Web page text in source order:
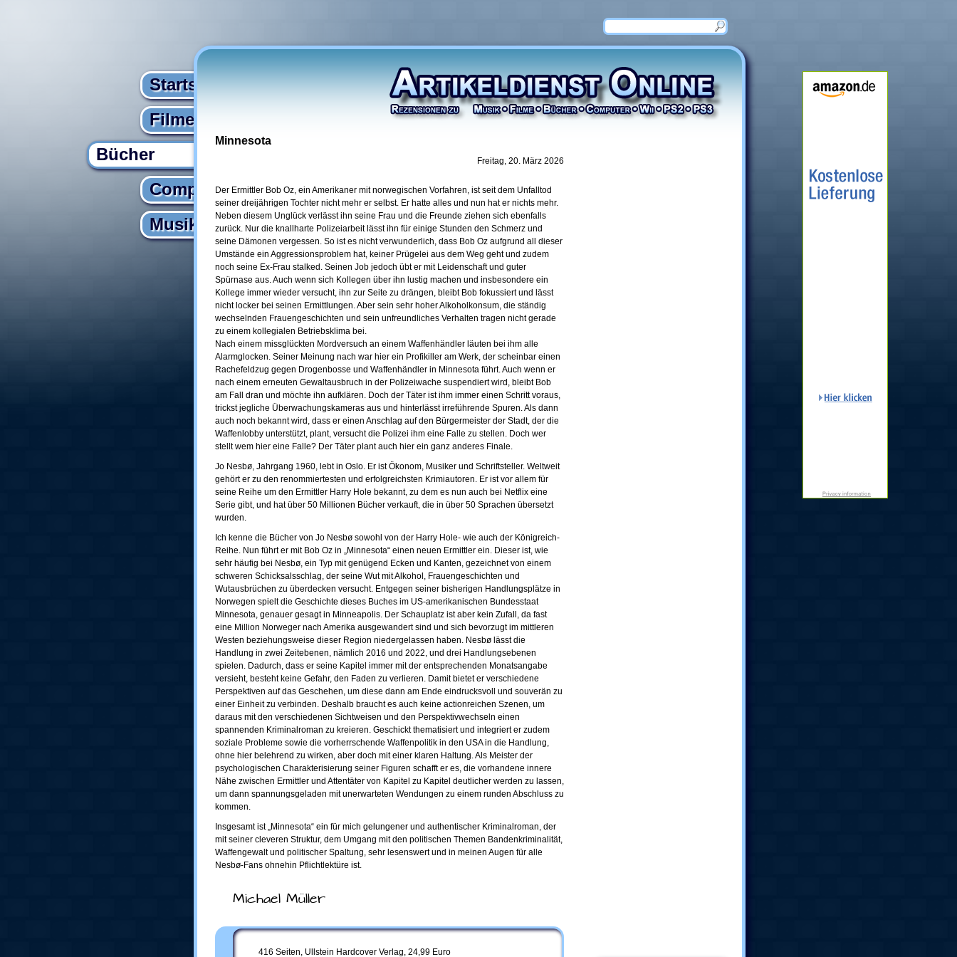
Startseite
Filme
Bücher
Computer
Musik
Minnesota
Freitag, 20. März 2026
Der Ermittler Bob Oz, ein Amerikaner mit norwegischen Vorfahren, ist seit dem Unfalltod
seiner dreijährigen Tochter nicht mehr er selbst. Er hatte alles und nun hat er nichts mehr.
Neben diesem Unglück verlässt ihn seine Frau und die Freunde ziehen sich ebenfalls
zurück. Nur die knallharte Polizeiarbeit lässt ihn für einige Stunden den Schmerz und
seine Dämonen vergessen. So ist es nicht verwunderlich, dass Bob Oz aufgrund all dieser
Umstände ein Aggressionsproblem hat, keiner Prügelei aus dem Weg geht und zudem
noch seine Ex-Frau stalked. Seinen Job jedoch übt er mit Leidenschaft und guter
Spürnase aus. Auch wenn sich Kollegen über ihn lustig machen und insbesondere ein
Kollege immer wieder versucht, ihn zur Seite zu drängen, bleibt Bob fokussiert und lässt
nicht locker bei seinen Ermittlungen. Aber sein sehr hoher Alkoholkonsum, die ständig
wechselnden Frauengeschichten und sein unfreundliches Verhalten tragen nicht gerade
zu einem kollegialen Betriebsklima bei.
Nach einem missglückten Mordversuch an einem Waffenhändler läuten bei ihm alle
Alarmglocken. Seiner Meinung nach war hier ein Profikiller am Werk, der scheinbar einen
Rachefeldzug gegen Drogenbosse und Waffenhändler in Minnesota führt. Auch wenn er
nach einem erneuten Gewaltausbruch in der Polizeiwache suspendiert wird, bleibt Bob
am Fall dran und möchte ihn aufklären. Doch der Täter ist ihm immer einen Schritt voraus,
trickst jegliche Überwachungskameras aus und hinterlässt irreführende Spuren. Als dann
auch noch bekannt wird, dass er einen Anschlag auf den Bürgermeister der Stadt, der die
Waffenlobby unterstützt, plant, versucht die Polizei ihm eine Falle zu stellen. Doch wer
stellt wem hier eine Falle? Der Täter plant auch hier ein ganz anderes Finale.
Jo Nesbø, Jahrgang 1960, lebt in Oslo. Er ist Ökonom, Musiker und Schriftsteller. Weltweit
gehört er zu den renommiertesten und erfolgreichsten Krimiautoren. Er ist vor allem für
seine Reihe um den Ermittler Harry Hole bekannt, zu dem es nun auch bei Netflix eine
Serie gibt, und hat über 50 Millionen Bücher verkauft, die in über 50 Sprachen übersetzt
wurden.
Ich kenne die Bücher von Jo Nesbø sowohl von der Harry Hole- wie auch der Königreich-
Reihe. Nun führt er mit Bob Oz in „Minnesota“ einen neuen Ermittler ein. Dieser ist, wie
sehr häufig bei Nesbø, ein Typ mit genügend Ecken und Kanten, gezeichnet von einem
schweren Schicksalsschlag, der seine Wut mit Alkohol, Frauengeschichten und
Wutausbrüchen zu überdecken versucht. Entgegen seiner bisherigen Handlungsplätze in
Norwegen spielt die Geschichte dieses Buches im US-amerikanischen Bundesstaat
Minnesota, genauer gesagt in Minneapolis. Der Schauplatz ist aber kein Zufall, da fast
eine Million Norweger nach Amerika ausgewandert sind und sich bevorzugt im mittleren
Westen beziehungsweise dieser Region niedergelassen haben. Nesbø lässt die
Handlung in zwei Zeitebenen, nämlich 2016 und 2022, und drei Handlungsebenen
spielen. Dadurch, dass er seine Kapitel immer mit der entsprechenden Monatsangabe
versieht, besteht keine Gefahr, den Faden zu verlieren. Damit bietet er verschiedene
Perspektiven auf das Geschehen, um diese dann am Ende eindrucksvoll und souverän zu
einer Einheit zu verbinden. Deshalb braucht es auch keine actionreichen Szenen, um
daraus mit den verschiedenen Sichtweisen und den Perspektivwechseln einen
spannenden Kriminalroman zu kreieren. Geschickt thematisiert und integriert er zudem
soziale Probleme sowie die vorherrschende Waffenpolitik in den USA in die Handlung,
ohne hier belehrend zu wirken, aber doch mit einer klaren Haltung. Als Meister der
psychologischen Charakterisierung seiner Figuren schafft er es, die vorhandene innere
Nähe zwischen Ermittler und Attentäter von Kapitel zu Kapitel deutlicher werden zu lassen,
um dann spannungsgeladen mit unerwarteten Wendungen zu einem runden Abschluss zu
kommen.
Insgesamt ist „Minnesota“ ein für mich gelungener und authentischer Kriminalroman, der
mit seiner cleveren Struktur, dem Umgang mit den politischen Themen Bandenkriminalität,
Waffengewalt und politischer Spaltung, sehr lesenswert und in meinen Augen für alle
Nesbø-Fans ohnehin Pflichtlektüre ist.
Michael Müller
416 Seiten, Ullstein Hardcover Verlag, 24,99 Euro